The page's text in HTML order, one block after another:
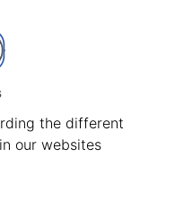
the different
our websites